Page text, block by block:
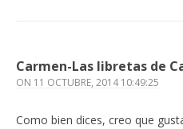
Carmen-Las libretas de
ON 11 OCTUBRE, 2014 10:49:25
Como bien dices, creo que